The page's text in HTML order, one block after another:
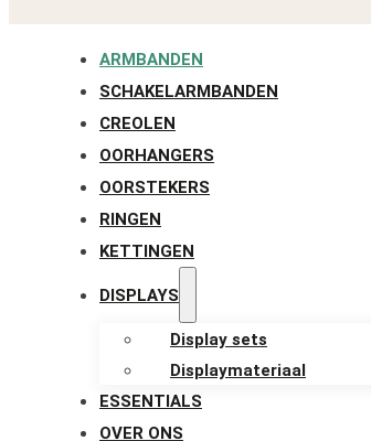
ARMBANDEN
SCHAKELARMBANDEN
CREOLEN
OORHANGERS
OORSTEKERS
RINGEN
KETTINGEN
DISPLAYS
Display sets
Displaymateriaal
ESSENTIALS
OVER ONS